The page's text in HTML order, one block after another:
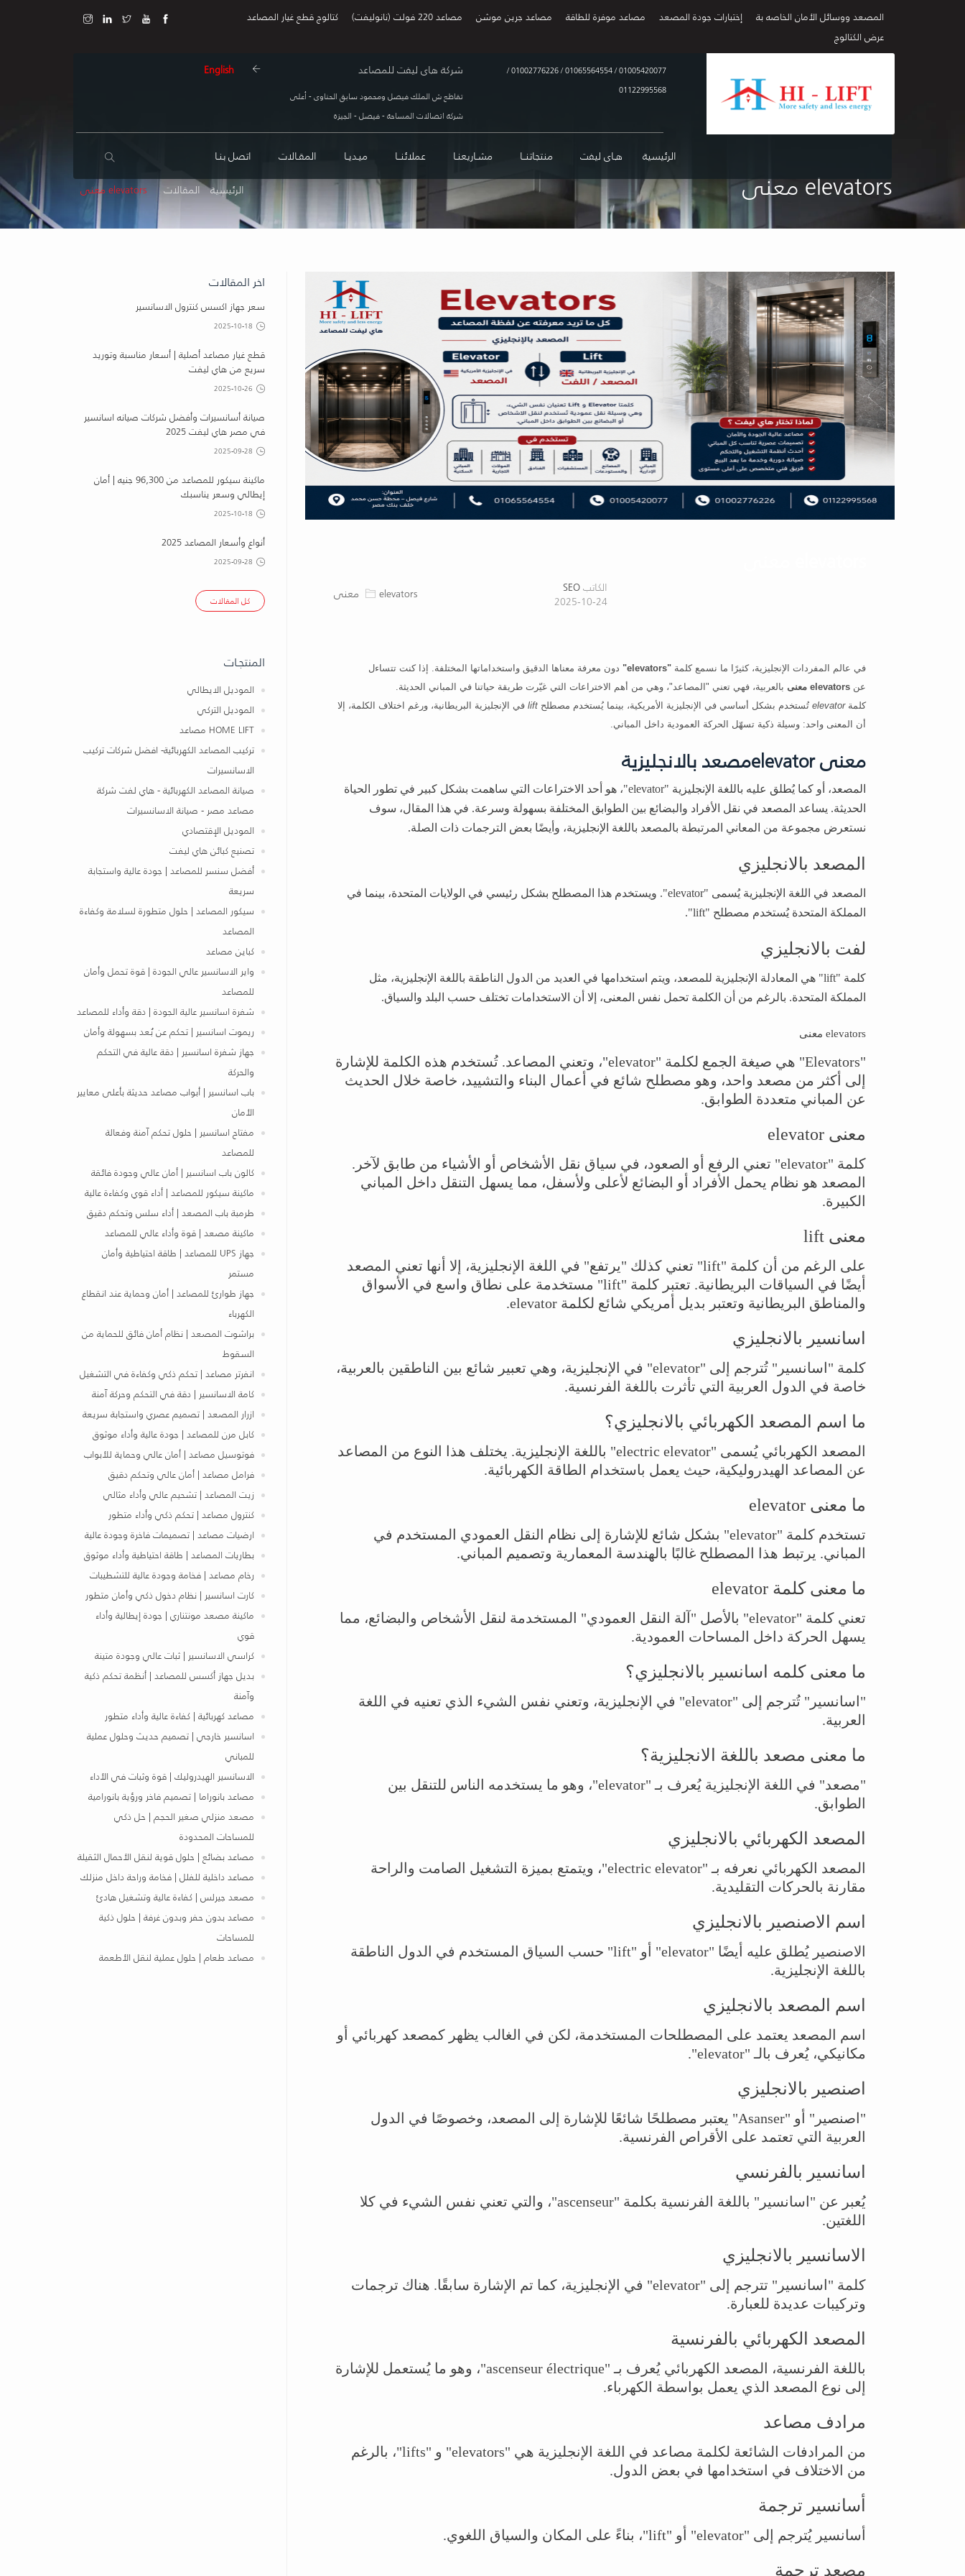
المصعد ووسائل الأمان الخاصه بة إختبارات جودة المصعد مصاعد موفرة للطاقة مصاعد جرين موشن مصاعد 220 فولت (نانوليفت)
كتالوج قطع غيار المصاعد
عرض الكتالوج
01005420077
/
01065564554
/
01002776226
/
01122995568
شركة هاى ليفت للمصاعد
تقاطع ش الملك فيصل ومحمود سابق الحناوى - أعلى
شركة اتصالات المساحة - فيصل - الجيزة
English
الرئيسية هـاى ليفت منتجاتنــا مشـاريعنـا عملائنــا ميـديـا المقـالات اتصل بنـا
elevators معنى الرئيسية المقالات elevators معنى
elevators معنى الكاتبSEO
2025-10-24
في عالم المفردات الإنجليزية، كثيرًا ما نسمع كلمة "elevators"
دون معرفة معناها الدقيق واستخداماتها المختلفة. إذا كنت تتساءل
عن elevators معنى
بالعربية، فهي تعني "المصاعد"، وهي من أهم الاختراعات التي غيّرت طريقة حياتنا في المباني الحديثة.
كلمةelevator تُستخدم بشكل أساسي في الإنجليزية الأمريكية، بينما يُستخدم مصطلح lift في الإنجليزية البريطانية، ورغم اختلاف الكلمة، إلا
أن المعنى واحد: وسيلة ذكية تسهّل الحركة العمودية داخل المباني.
معنى elevatorمصعد بالانجليزية
المصعد، أو كما يُطلق عليه باللغة الإنجليزية "elevator"، هو أحد الاختراعات التي ساهمت بشكل كبير في تطور الحياة
الحديثة. يساعد المصعد في نقل الأفراد والبضائع بين الطوابق المختلفة بسهولة وسرعة. في هذا المقال، سوف
نستعرض مجموعة من المعاني المرتبطة بالمصعد باللغة الإنجليزية، وأيضًا بعض الترجمات ذات الصلة.
المصعد بالانجليزي
المصعد في اللغة الإنجليزية يُسمى "elevator". ويستخدم هذا المصطلح بشكل رئيسي في الولايات المتحدة، بينما في
المملكة المتحدة يُستخدم مصطلح "lift".
لفت بالانجليزي
كلمة "lift" هي المعادلة الإنجليزية للمصعد، ويتم استخدامها في العديد من الدول الناطقة باللغة الإنجليزية، مثل
المملكة المتحدة. بالرغم من أن الكلمة تحمل نفس المعنى، إلا أن الاستخدامات تختلف حسب البلد والسياق.
elevators معنى
"Elevators" هي صيغة الجمع لكلمة "elevator"، وتعني المصاعد. تُستخدم هذه الكلمة للإشارة
إلى أكثر من مصعد واحد، وهو مصطلح شائع في أعمال البناء والتشييد، خاصة خلال الحديث
عن المباني متعددة الطوابق.
معنى elevator
كلمة "elevator" تعني الرفع أو الصعود، في سياق نقل الأشخاص أو الأشياء من طابق لآخر.
المصعد هو نظام يحمل الأفراد أو البضائع لأعلى ولأسفل، مما يسهل التنقل داخل المباني
الكبيرة.
معنى lift
على الرغم من أن كلمة "lift" تعني كذلك "يرتفع" في اللغة الإنجليزية، إلا أنها تعني المصعد
أيضًا في السياقات البريطانية. تعتبر كلمة "lift" مستخدمة على نطاق واسع في الأسواق
والمناطق البريطانية وتعتبر بديل أمريكي شائع لكلمة elevator.
اسانسير بالانجليزي
كلمة "اسانسير" تُترجم إلى "elevator" في الإنجليزية، وهي تعبير شائع بين الناطقين بالعربية،
خاصة في الدول العربية التي تأثرت باللغة الفرنسية.
ما اسم المصعد الكهربائي بالانجليزي؟
المصعد الكهربائي يُسمى "electric elevator" باللغة الإنجليزية. يختلف هذا النوع من المصاعد
عن المصاعد الهيدروليكية، حيث يعمل باستخدام الطاقة الكهربائية.
ما معنى elevator
تستخدم كلمة "elevator" بشكل شائع للإشارة إلى نظام النقل العمودي المستخدم في
المباني. يرتبط هذا المصطلح غالبًا بالهندسة المعمارية وتصميم المباني.
ما معنى كلمة elevator
تعني كلمة "elevator" بالأصل "آلة النقل العمودي" المستخدمة لنقل الأشخاص والبضائع، مما
يسهل الحركة داخل المساحات العمودية.
ما معنى كلمه اسانسير بالانجليزي؟
"اسانسير" تُترجم إلى "elevator" في الإنجليزية، وتعني نفس الشيء الذي تعنيه في اللغة
العربية.
ما معنى مصعد باللغة الانجليزية؟
"مصعد" في اللغة الإنجليزية يُعرف بـ "elevator"، وهو ما يستخدمه الناس للتنقل بين
الطوابق.
المصعد الكهربائي بالانجليزي
المصعد الكهربائي نعرفه بـ "electric elevator"، ويتمتع بميزة التشغيل الصامت والراحة
مقارنة بالحركات التقليدية.
اسم الاصنصير بالانجليزي
الاصنصير يُطلق عليه أيضًا "elevator" أو "lift" حسب السياق المستخدم في الدول الناطقة
باللغة الإنجليزية.
اسم المصعد بالانجليزي
اسم المصعد يعتمد على المصطلحات المستخدمة، لكن في الغالب يظهر كمصعد كهربائي أو
مكانيكي، يُعرف بالـ "elevator".
اصنصير بالانجليزي
"اصنصير" أو "Asanser" يعتبر مصطلحًا شائعًا للإشارة إلى المصعد، وخصوصًا في الدول
العربية التي تعتمد على الأقراص الفرنسية.
اسانسير بالفرنسي
يُعبر عن "اسانسير" باللغة الفرنسية بكلمة "ascenseur"، والتي تعني نفس الشيء في كلا
اللغتين.
الاسانسير بالانجليزي
كلمة "اسانسير" تترجم إلى "elevator" في الإنجليزية، كما تم الإشارة سابقًا. هناك ترجمات
وتركيبات عديدة للعبارة.
المصعد الكهربائي بالفرنسية
باللغة الفرنسية، المصعد الكهربائي يُعرف بـ "ascenseur électrique"، وهو ما يُستعمل للإشارة
إلى نوع المصعد الذي يعمل بواسطة الكهرباء.
مرادف مصاعد
من المرادفات الشائعة لكلمة مصاعد في اللغة الإنجليزية هي "elevators" و "lifts"، بالرغم
من الاختلاف في استخدامها في بعض الدول.
أسانسير ترجمة
أسانسير يُترجم إلى "elevator" أو "lift"، بناءً على المكان والسياق اللغوي.
مصعد ترجمة
اخر المقالات
سعر جهاز اكسس كنترول الاسانسير
2025-10-18
قطع غيار مصاعد أصلية | أسعار مناسبة وتوريد
سريع من هاي ليفت
2025-10-26
صيانة أسانسيرات وأفضل شركات صيانه اسانسير
في مصر هاي ليفت 2025
2025-09-28
ماكينة سيكور للمصاعد من 96,300 جنيه | أمان
إيطالي وسعر يناسبك
2025-10-18
أنواع وأسعار المصاعد 2025
2025-09-28
كل المقالات
المنتجـات
الموديل الايطالي
الموديل التركي
HOME LIFT مصاعد
تركيب المصاعد الكهربائية- افضل شركات تركيب
الاسانسيرات
صيانة المصاعد الكهربائية - هاي لفت شركة
مصاعد مصر - صيانة الاسانسيرات
الموديل الإقتصادي
تصنيع كبائن هاي ليفت
أفضل سنسر للمصاعد | جودة عالية واستجابة
سريعة
سيكور المصاعد | حلول متطورة لسلامة وكفاءة
المصاعد
كباين مصاعد
واير الاسانسير عالي الجودة | قوة تحمل وأمان
للمصاعد
شفرة اسانسير عالية الجودة | دقة وأداء للمصاعد
ريموت اسانسير | تحكم عن بُعد بسهولة وأمان
جهاز شفرة اسانسير | دقة عالية في التحكم
والحركة
باب اسانسير | أبواب مصاعد حديثة بأعلى معايير
الأمان
مفتاح اسانسير | حلول تحكم آمنة وفعالة
للمصاعد
كالون باب اسانسير | أمان عالي وجودة فائقة
ماكينة سيكور للمصاعد | أداء قوي وكفاءة عالية
طرمبة باب المصعد | أداء سلس وتحكم دقيق
ماكينة مصعد | قوة وأداء عالي للمصاعد
جهاز UPS للمصاعد | طاقة احتياطية وأمان
مستمر
جهاز طوارئ للمصاعد | أمان وحماية عند انقطاع
الكهرباء
براشوت المصعد | نظام أمان فائق للحماية من
السقوط
انفرتر مصاعد | تحكم ذكي وكفاءة في التشغيل
كامة الاسانسير | دقة في التحكم وحركة آمنة
ازرار المصعد | تصميم عصري واستجابة سريعة
كابل مرن للمصاعد | جودة عالية وأداء موثوق
فوتوسيل مصاعد | أمان عالي وحماية للأبواب
فرامل مصاعد | أمان عالي وتحكم دقيق
زيت المصاعد | تشحيم عالي وأداء مثالي
كنترول مصاعد | تحكم ذكي وأداء متطور
ارضيات مصاعد | تصميمات فاخرة وجودة عالية
بطاريات المصاعد | طاقة احتياطية وأداء موثوق
رخام مصاعد | فخامة وجودة عالية للتشطيبات
كارت اسانسير | نظام دخول ذكي وأمان متطور
ماكينة مصعد مونتناري | جودة إيطالية وأداء
قوي
كراسي الاسانسير | ثبات عالي وجودة متينة
بديل جهاز أكسس للمصاعد | أنظمة تحكم ذكية
وآمنة
مصاعد كهربائية | كفاءة عالية وأداء متطور
اسانسير خارجي | تصميم حديث وحلول عملية
للمباني
الاسانسير الهيدروليك | قوة وثبات في الأداء
مصاعد بانوراما | تصميم فاخر ورؤية بانورامية
مصعد منزلي صغير الحجم | حل ذكي
للمساحات المحدودة
مصاعد بضائع | حلول قوية لنقل الأحمال الثقيلة
مصاعد داخلية للفلل | فخامة وراحة داخل منزلك
مصعد جيرلس | كفاءة عالية وتشغيل هادئ
مصاعد بدون حفر وبدون غرفة | حلول ذكية
للمساحات
مصاعد طعام | حلول عملية لنقل الأطعمة